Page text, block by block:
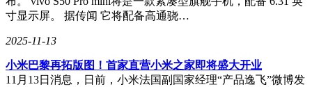
寸显示屏。 据传闻 它将配备高通骁…
2025-11-13
​小米巴黎再拓版图！首家直营小米之家即将盛大开业​
11月13日消息，日前，小米法国副国家经理“产品逸飞”微博发